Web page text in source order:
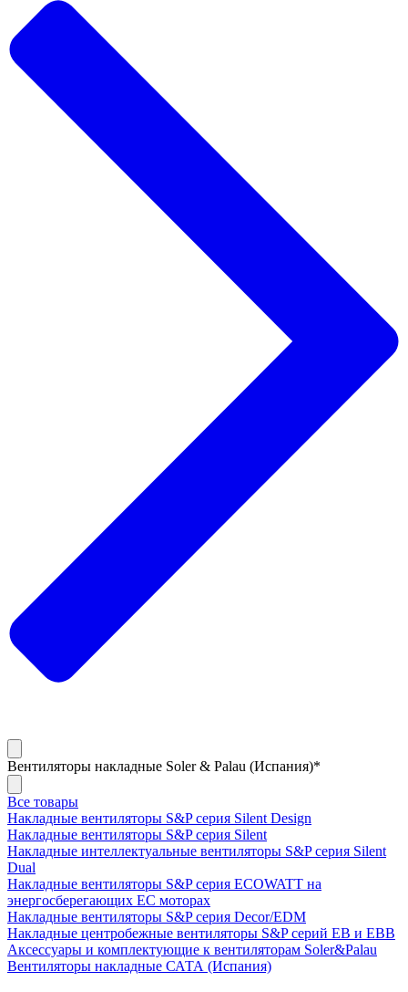
Вентиляторы накладные Soler & Palau (Испания)*
Все товары
Накладные вентиляторы S&P серия Silent Design
Накладные вентиляторы S&P серия Silent
Накладные интеллектуальные вентиляторы S&P серия Silent
Dual
Накладные вентиляторы S&P серия ECOWATT на
энергосберегающих ЕС моторах
Накладные вентиляторы S&P серия Decor/EDM
Накладные центробежные вентиляторы S&P серий EB и EBB
Аксессуары и комплектующие к вентиляторам Soler&Palau
Вентиляторы накладные САТА (Испания)